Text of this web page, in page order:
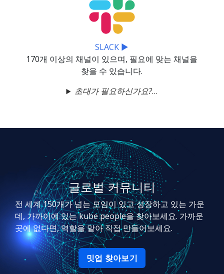
SLACK ▶
170개 이상의 채널이 있으며, 필요에 맞는 채널을
찾을 수 있습니다.
초대가 필요하신가요?
글로벌 커뮤니티
전 세계 150개가 넘는 모임이 있고 성장하고 있는 가운
데, 가까이에 있는 kube people을 찾아보세요. 가까운
곳에 없다면, 역할을 맡아 직접 만들어보세요.
밋업 찾아보기